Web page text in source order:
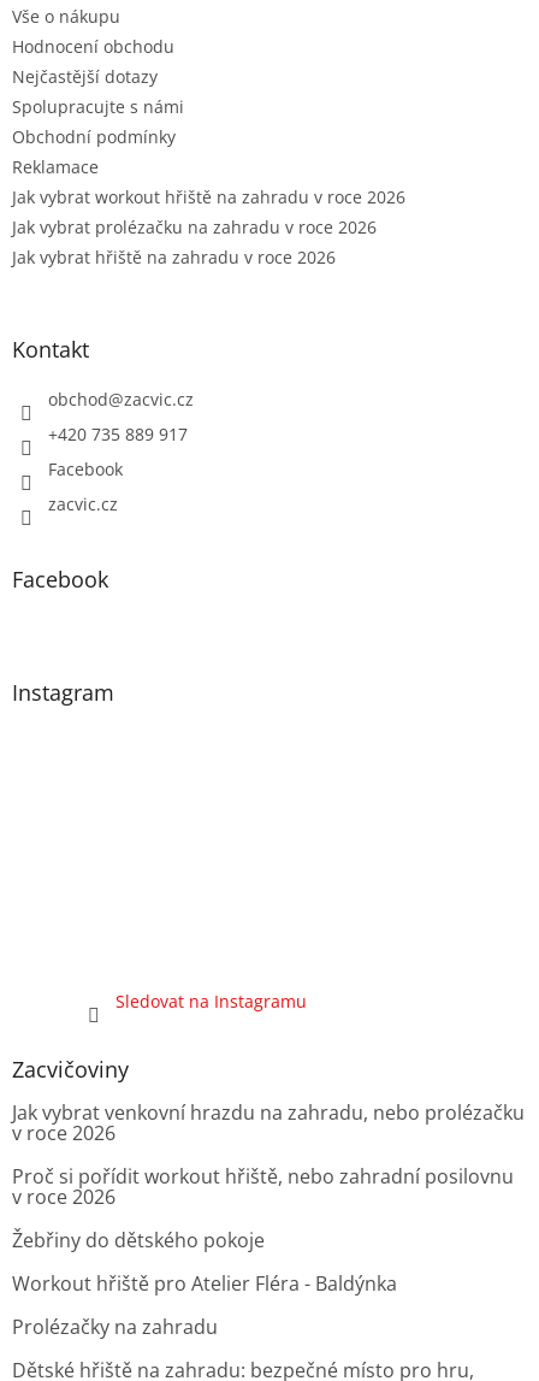
s
u
Vše o nákupu
Hodnocení obchodu
Nejčastější dotazy
Spolupracujte s námi
Obchodní podmínky
Reklamace
Jak vybrat workout hřiště na zahradu v roce 2026
Jak vybrat prolézačku na zahradu v roce 2026
Jak vybrat hřiště na zahradu v roce 2026
Kontakt
obchod@zacvic.cz
+420 735 889 917
Facebook
zacvic.cz
Facebook
Instagram
Sledovat na Instagramu
Zacvičoviny
Jak vybrat venkovní hrazdu na zahradu, nebo prolézačku
v roce 2026
Proč si pořídit workout hřiště, nebo zahradní posilovnu
v roce 2026
Žebřiny do dětského pokoje
Workout hřiště pro Atelier Fléra - Baldýnka
Prolézačky na zahradu
Dětské hřiště na zahradu: bezpečné místo pro hru,